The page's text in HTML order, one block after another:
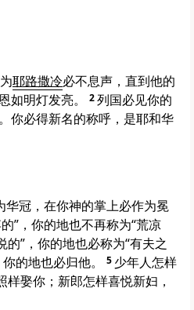
耶路撒冷必不息声，直到他的
如明灯发亮。
2列国必见你的
你必得新名的称呼，是耶和华
华冠，在你神的掌上必作为冕
”，你的地也不再称为“荒凉
的”，你的地也必称为“有夫之
的地也必归他。
5 少年人怎样
样娶你；新郎怎样喜悦新妇，